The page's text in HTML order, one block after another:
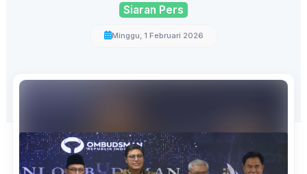
Siaran Pers
Minggu, 1 Februari 2026